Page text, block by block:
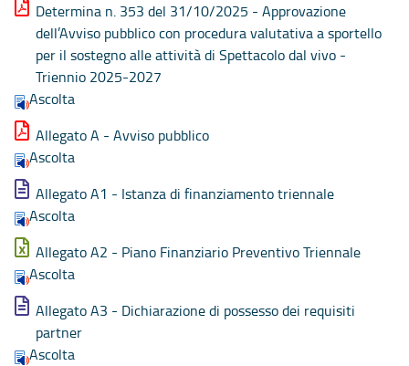
Determina n. 353 del 31/10/2025 - Approvazione
dell’Avviso pubblico con procedura valutativa a sportello
per il sostegno alle attività di Spettacolo dal vivo -
Triennio 2025-2027
Ascolta
Allegato A - Avviso pubblico
Ascolta
Allegato A1 - Istanza di finanziamento triennale
Ascolta
Allegato A2 - Piano Finanziario Preventivo Triennale
Ascolta
Allegato A3 - Dichiarazione di possesso dei requisiti
partner
Ascolta